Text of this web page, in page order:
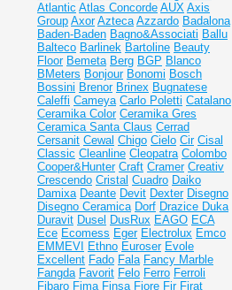
Atlantic Atlas Concorde AUX Axis
Group Axor Azteca Azzardo Badalona
Baden-Baden Bagno&Associati Ballu
Balteco Barlinek Bartoline Beauty
Floor Bemeta Berg BGP Blanco
BMeters Bonjour Bonomi Bosch
Bossini Brenor Brinex Bugnatese
Caleffi Cameya Carlo Poletti Catalano
Ceramika Color Ceramika Gres
Ceramiсa Santa Claus Cerrad
Cersanit Cewal Chigo Cielo Cir Cisal
Classic Cleanline Cleopatra Colombo
Cooper&Hunter Craft Cramer Creativ
Crescendo Cristal Cuadro Daiko
Damixa Deante Devit Dexter Disegno
Disegno Ceramica Dorf Drazice Duka
Duravit Dusel DusRux EAGO ECA
Ece Ecomess Eger Electrolux Emco
EMMEVI
Ethno Euroser Evole
Excellent Fado Fala Fancy Marble
Fangda Favorit Felo Ferro Ferroli
Fibaro Fima Finsa Fiore Fir Firat